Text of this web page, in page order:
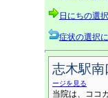
日にちの選
症状の選択
志木駅
ージを見る
当院は、ココ